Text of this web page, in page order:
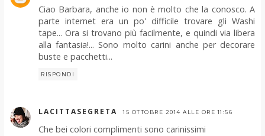
Ciao Barbara, anche io non è molto che la conosco. A
parte internet era un po' difficile trovare gli Washi
tape... Ora si trovano più facilmente, e quindi via libera
alla fantasia!... Sono molto carini anche per decorare
buste e pacchetti...
RISPONDI
LACITTASEGRETA 15 OTTOBRE 2014 ALLE ORE 11:56
Che bei colori complimenti sono carinissimi